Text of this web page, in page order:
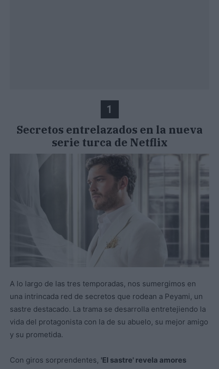
1
Secretos entrelazados en la nueva
serie turca de Netflix
A lo largo de las tres temporadas, nos sumergimos en
una intrincada red de secretos que rodean a Peyami, un
sastre destacado. La trama se desarrolla entretejiendo la
vida del protagonista con la de su abuelo, su mejor amigo
y su prometida.
Con giros sorprendentes, 'El sastre' revela amores